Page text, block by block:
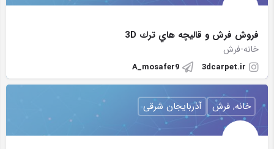
فروش فرش و قاليچه هاي ترك 3D
خانه-فرش
3dcarpet.ir
A_mosafer9
خانه, فرش آذربایجان شرقی